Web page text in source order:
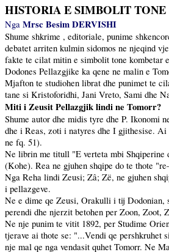
HISTORIA E SIMBOLIT
Nga Mrsc Besim DERVISHI
Shume shkrime , editoriale, punime
debatet arriten kulmin sidomos ne njeqind
fakte te cilat mitin e simbolit tone kombetar
Dodones Pellazgjike ka qene ne malin e
Mjafton te studiohen librat dhe punimet te
tane si Kristoforidhi, Jani Vreto, Sami dhe
Miti i Zeusit Pellazgjik lindi ne Tomorr?
Shume autor dhe midis tyre dhe P.
dhe i Reas, zoti i natyres dhe I gjithesise.
ne fq. 51).
Ne librin me titull "E verteta mbi Shqiperine
(Kohe). Rea ne gjuhen shqipe do te thote
Nga Reha lindi Zeusi; Zâ; Zë, ne gjuhen
i pellazgeve.
Ne e dime qe Zeusi, Orakulli i tij Dodonian,
perendi dhe njerzit betohen per Zoon, Zoot,
Ne nje punim te vitit 1892, per Studime
tjerave ai thote se: "...Vendi qe pershkruhet
nje mal qe nga vendasit quhet Tomorr. Ne